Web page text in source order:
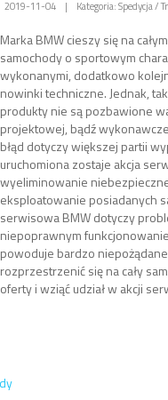
2019-11-04 | Kategoria: Spedycja /
Marka BMW cieszy się na
samochody o sportowym
wykonanymi, dodatkowo
nowinki techniczne. Jednak,
produkty nie są pozbawione
projektowej, bądź
błąd dotyczy większej partii
uruchomiona zostaje akcja
wyeliminowanie
eksploatowanie posiadanych
serwisowa BMW dotyczy
niepoprawnym
powoduje bardzo
rozprzestrzenić się na cały
oferty i wziąć udział w akcji